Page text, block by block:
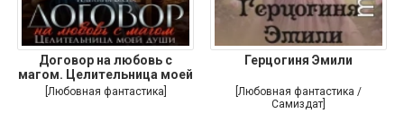
Договор на любовь с
магом. Целительница моей
души
[Любовная фантастика]
Герцогиня Эмили
[Любовная фантастика /
Самиздат]